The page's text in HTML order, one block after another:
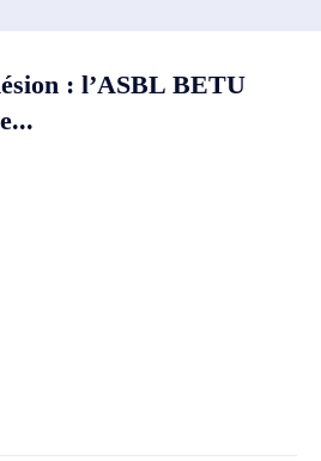
: l’ASBL BETU